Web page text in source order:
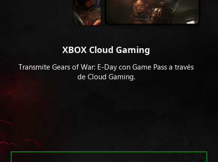
XBOX Cloud Gaming
Transmite Gears of War: E-Day con Game Pass a través
de Cloud Gaming.